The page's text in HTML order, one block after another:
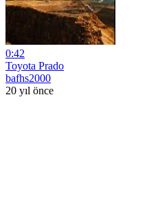
0:42
Toyota Prado
bafhs2000
20 yıl önce